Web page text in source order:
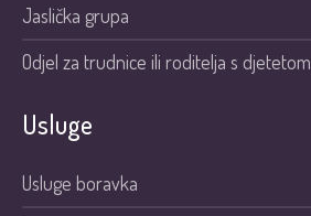
Jaslička grupa
Odjel za trudnice ili roditelja s djetetom
Usluge
Usluge boravka